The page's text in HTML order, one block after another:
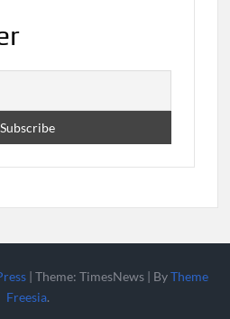
|Theme: TimesNews | ByTheme
Freesia.